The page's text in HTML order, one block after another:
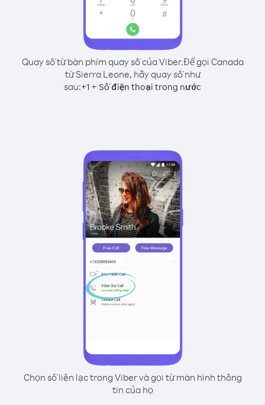
Quay số từ bàn phím quay số của Viber.Để gọi Canada
từ Sierra Leone, hãy quay số như
sau:+1 + Số điện thoại trong nước
Chọn số liên lạc trong Viber và gọi từ màn hình thông
tin của họ